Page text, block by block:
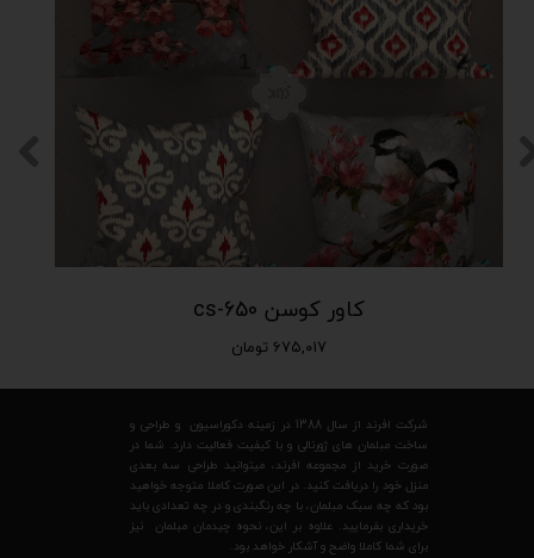
کاور کوسن cs-650
۶۷۵,۰۱۷ تومان
شرکت افرند از سال 1388 در زمینه دکوراسیون و طراحی و
ساخت مبلمان های ژورنالی و با کیفیت فعالیت دارد. شما در
صورت خرید از مجموعه افرند، میتوانید طراحی سه بعدی
منزل خود را دریافت کنید. در این صورت کاملا متوجه خواهید
بود که چه سبک مبلمان، با چه رنگبندی و در چه تعدادی باید
خریداری بفرمایید. علاوه بر این، نحوه چیدمان مبلمان نیز
برای شما کاملا واضح و آشکار خواهد بود.